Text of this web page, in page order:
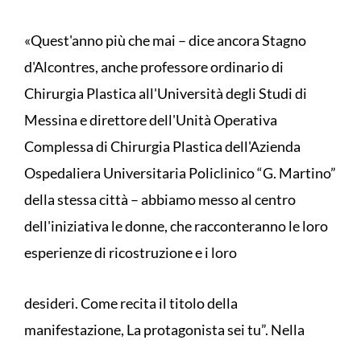
«Quest'anno più che mai – dice ancora Stagno
d'Alcontres, anche professore ordinario di
Chirurgia Plastica all'Università degli Studi di
Messina e direttore dell'Unità Operativa
Complessa di Chirurgia Plastica dell'Azienda
Ospedaliera Universitaria Policlinico “G. Martino”
della stessa città – abbiamo messo al centro
dell'iniziativa le donne, che racconteranno le loro
esperienze di ricostruzione e i loro
desideri. Come recita il titolo della
manifestazione, La protagonista sei tu”. Nella